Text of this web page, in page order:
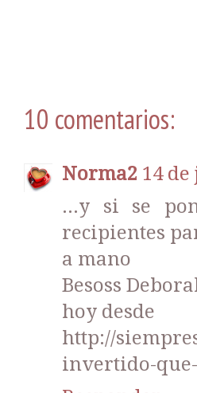
10 comentarios:
Norma2 14
...y si se
recipientes
a mano
Besoss
hoy desde
http://
invertido-